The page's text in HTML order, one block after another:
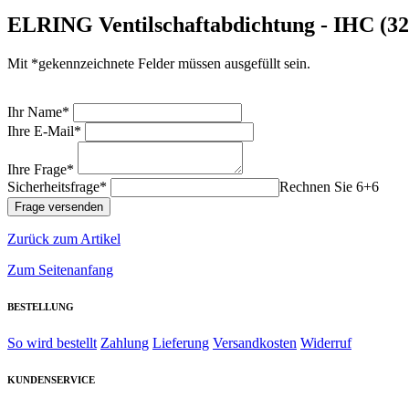
ELRING Ventilschaftabdichtung - IHC
Mit *gekennzeichnete Felder müssen ausgefüllt sein.
Ihr Name*
Ihre E-Mail*
Ihre Frage*
Sicherheitsfrage*
Rechnen Sie 6+6
Zurück zum Artikel
Zum Seitenanfang
BESTELLUNG
So wird bestellt Zahlung Lieferung Versandkosten Widerruf
KUNDENSERVICE